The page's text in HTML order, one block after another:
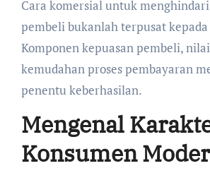
Cara komersial untuk
pembeli bukanlah terpusat
Komponen kepuasan pembeli,
kemudahan proses pembayaran
penentu keberhasilan.
Mengenal
Konsumen